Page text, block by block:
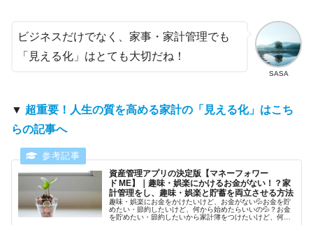
SASA
ビジネスだけでなく、家事・家計管理でも
「見える化」はとても大切だね！
▼ 超重要！人生の質を高める家計の「見える化」はこち
らの記事へ
資産管理アプリの決定版【マネーフォワー
ド ME】｜趣味・娯楽にかけるお金がない！？家
計管理をし、趣味・娯楽と貯蓄を両立させる方法
趣味・娯楽にお金をかけたいけど、お金がない💦お金を貯
めたい・節約したいけど、何から始めたらいいの💦？お金
を貯めたい・節約したいから家計簿をつけたいけど、何を